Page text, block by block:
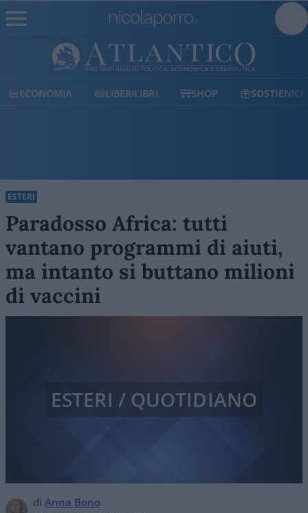
ECONOMIA LIBERILIBRI SHOP SOSTIENICI
ESTERI
Paradosso Africa: tutti
vantano programmi di aiuti,
ma intanto si buttano milioni
di vaccini
di Anna Bono
ESTERI / QUOTIDIANO